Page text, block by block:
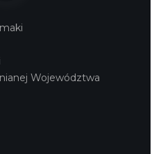
Województwa